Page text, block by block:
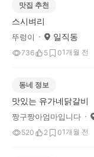
맛집 추천
스시벼리
뚜렁이 일직동
736 5 01개월 전
동네 정보
맛있는 유가네닭갈비
짱구짱아엄마입니다
520 2 01개월 전